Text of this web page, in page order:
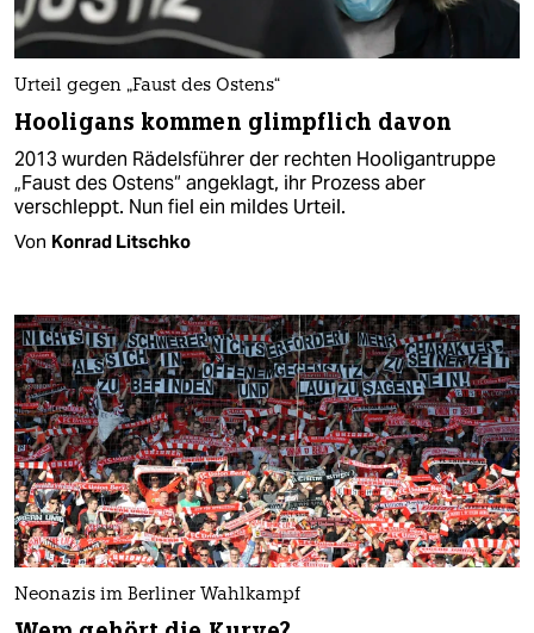
Urteil gegen „Faust des Ostens“
Hooligans kommen glimpflich davon
2013 wurden Rädelsführer der rechten Hooligantruppe
„Faust des Ostens“ angeklagt, ihr Prozess aber
verschleppt. Nun fiel ein mildes Urteil.
Von Konrad Litschko
Neonazis im Berliner Wahlkampf